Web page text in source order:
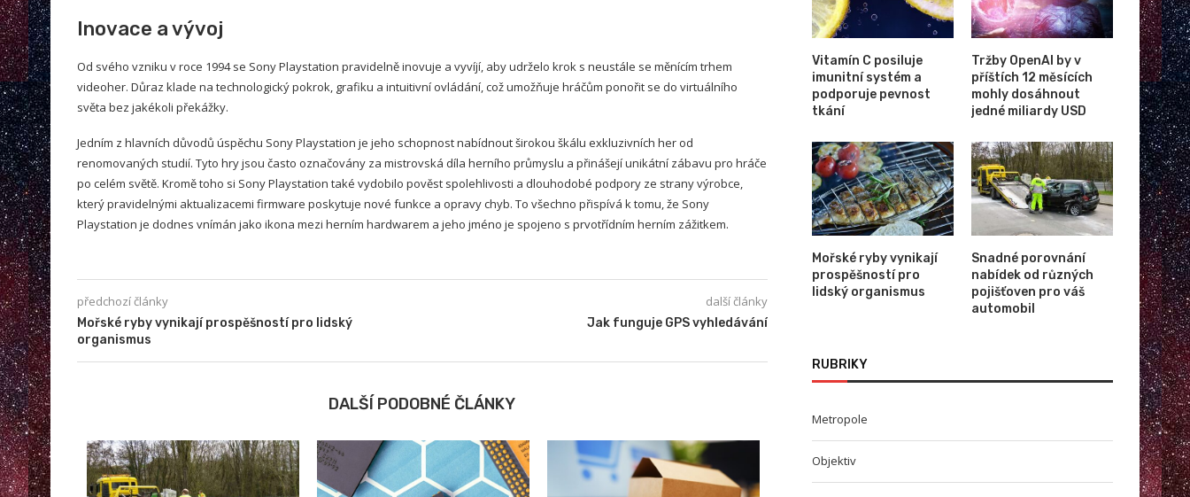
Inovace a vývoj
Od svého vzniku v roce 1994 se Sony Playstation pravidelně inovuje a vyvíjí, aby udrželo krok s neustále se měnícím trhem
videoher. Důraz klade na technologický pokrok, grafiku a intuitivní ovládání, což umožňuje hráčům ponořit se do virtuálního
světa bez jakékoli překážky.
Jedním z hlavních důvodů úspěchu Sony Playstation je jeho schopnost nabídnout širokou škálu exkluzivních her od
renomovaných studií. Tyto hry jsou často označovány za mistrovská díla herního průmyslu a přinášejí unikátní zábavu pro hráče
po celém světě. Kromě toho si Sony Playstation také vydobilo pověst spolehlivosti a dlouhodobé podpory ze strany výrobce,
který pravidelnými aktualizacemi firmware poskytuje nové funkce a opravy chyb. To všechno přispívá k tomu, že Sony
Playstation je dodnes vnímán jako ikona mezi herním hardwarem a jeho jméno je spojeno s prvotřídním herním zážitkem.
předchozí články
Mořské ryby vynikají prospěšností pro lidský
organismus
další články
Jak funguje GPS vyhledávání
DALŠÍ PODOBNÉ ČLÁNKY
Vitamín C posiluje
imunitní systém a
podporuje pevnost
tkání
Tržby OpenAI by v
příštích 12 měsících
mohly dosáhnout
jedné miliardy USD
Mořské ryby vynikají
prospěšností pro
lidský organismus
Snadné porovnání
nabídek od různých
pojišťoven pro váš
automobil
RUBRIKY
Metropole
Objektiv